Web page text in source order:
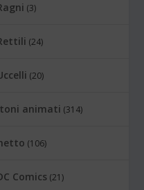
(3)
(24)
(20)
animati (314)
(106)
Comics (21)